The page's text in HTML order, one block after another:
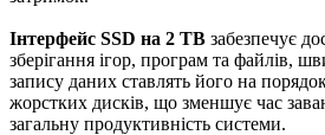
Інтерфейс SSD на 2 TB забезпечує
зберігання ігор, програм та файлів,
запису даних ставлять його на
жорстких дисків, що зменшує час
загальну продуктивність системи.